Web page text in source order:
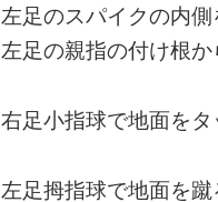
左足のスパイクの内側
左足の親指の付け根か
右足小指球で地面をタ
左足拇指球で地面を蹴